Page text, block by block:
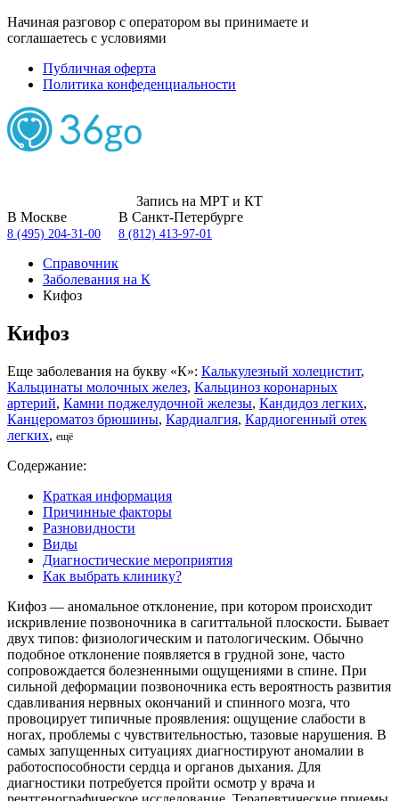
Начиная разговор с оператором вы принимаете и
соглашаетесь с условиями
Публичная оферта
Политика конфеденциальности
Запись на МРТ и КТ
В Москве
8 (495) 204-31-00
В Санкт-Петербурге
8 (812) 413-97-01
Справочник
Заболевания на К
Кифоз
Кифоз
Еще заболевания на букву «К»: Калькулезный холецистит,
Кальцинаты молочных желез, Кальциноз коронарных
артерий, Камни поджелудочной железы, Кандидоз легких,
Канцероматоз брюшины, Кардиалгия, Кардиогенный отек
легких, ещё
Содержание:
Краткая информация
Причинные факторы
Разновидности
Виды
Диагностические мероприятия
Как выбрать клинику?
Кифоз — аномальное отклонение, при котором происходит
искривление позвоночника в сагиттальной плоскости. Бывает
двух типов: физиологическим и патологическим. Обычно
подобное отклонение появляется в грудной зоне, часто
сопровождается болезненными ощущениями в спине. При
сильной деформации позвоночника есть вероятность развития
сдавливания нервных окончаний и спинного мозга, что
провоцирует типичные проявления: ощущение слабости в
ногах, проблемы с чувствительностью, тазовые нарушения. В
самых запущенных ситуациях диагностируют аномалии в
работоспособности сердца и органов дыхания. Для
диагностики потребуется пройти осмотр у врача и